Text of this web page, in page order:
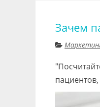
Зачем